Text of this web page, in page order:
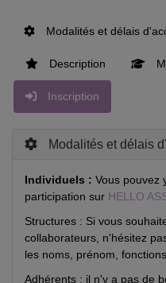
Modalités et délais
Description
Inscription
Modalités et délais
Individuels : Vous pouvez
participation sur HELLO
Structures : Si vous
collaborateurs, n'hésitez
les noms, prénom,
Adhérents : il n'y a pas de